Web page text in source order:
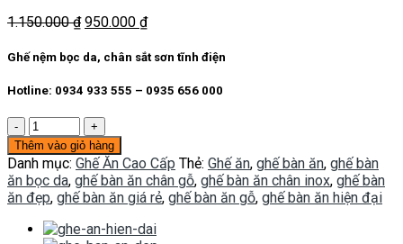
1.150.000₫ Giá
là:
950.000 ₫Giá
tại
950.000 ₫.
Ghế nệm bọc da, chân sắt sơn tĩnh điện
Hotline: 0934 933 555 – 0935 656 000
Ghế
ăn
bọc
da
GA030
số
lượng
Thêm vào giỏ hàng
Danh mục: Ghế Ăn Cao Cấp Thẻ: Ghế ăn, ghế bàn ăn, ghế bàn
ăn bọc da, ghế bàn ăn chân gỗ, ghế bàn ăn chân inox, ghế bàn
ăn đẹp, ghế bàn ăn giá rẻ, ghế bàn ăn gỗ, ghế bàn ăn hiện đại